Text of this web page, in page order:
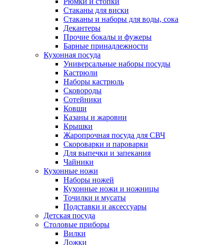
Стаканы для виски
Стаканы и наборы для воды, сока
Декантеры
Прочие бокалы и фужеры
Барные принадлежности
Кухонная посуда
Универсальные наборы посуды
Кастрюли
Наборы кастрюль
Сковороды
Сотейники
Ковши
Казаны и жаровни
Крышки
Жаропрочная посуда для СВЧ
Скороварки и пароварки
Для выпечки и запекания
Чайники
Кухонные ножи
Наборы ножей
Кухонные ножи и ножницы
Точилки и мусаты
Подставки и аксессуары
Детская посуда
Столовые приборы
Вилки
Ложки